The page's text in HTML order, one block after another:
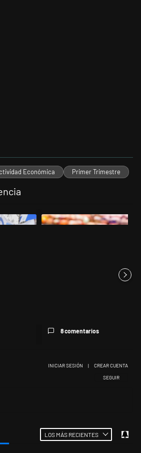
Económica Primer Trimestre
con el título "Kicillof apuntó contra Milei
Un artículo de tendencia con el
8 comentarios
SIGA ESTA
SEGUIR
INICIAR SESIÓN | CREAR CUENTA
LOS MÁS RECIENTES